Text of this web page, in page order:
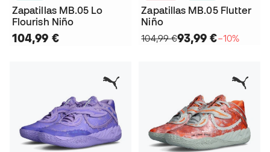
Zapatillas MB.05 Lo
Flourish Niño
104,99 €
Zapatillas MB.05 Flutter
Niño
104,99 €93,99 €−10%